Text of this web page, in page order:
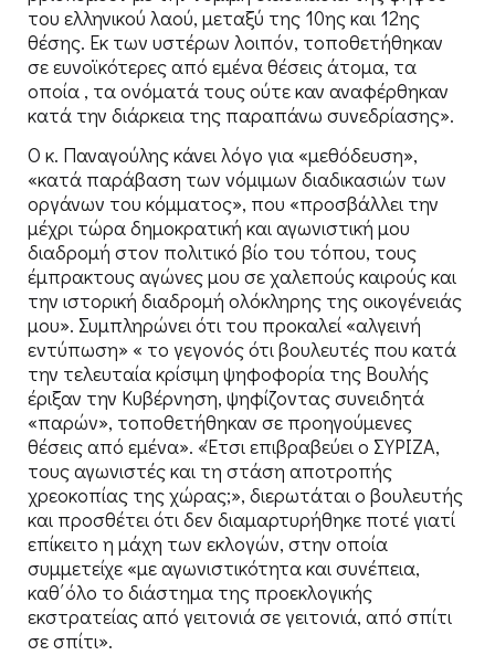
του ελληνικού λαού, μεταξύ της 10ης και 12ης
θέσης. Εκ των υστέρων λοιπόν, τοποθετήθηκαν
σε ευνοϊκότερες από εμένα θέσεις άτομα, τα
οποία , τα ονόματά τους ούτε καν αναφέρθηκαν
κατά την διάρκεια της παραπάνω συνεδρίασης».
Ο κ. Παναγούλης κάνει λόγο για «μεθόδευση»,
«κατά παράβαση των νόμιμων διαδικασιών των
οργάνων του κόμματος», που «προσβάλλει την
μέχρι τώρα δημοκρατική και αγωνιστική μου
διαδρομή στον πολιτικό βίο του τόπου, τους
έμπρακτους αγώνες μου σε χαλεπούς καιρούς και
την ιστορική διαδρομή ολόκληρης της οικογένειάς
μου». Συμπληρώνει ότι του προκαλεί «αλγεινή
εντύπωση» « το γεγονός ότι βουλευτές που κατά
την τελευταία κρίσιμη ψηφοφορία της Βουλής
έριξαν την Κυβέρνηση, ψηφίζοντας συνειδητά
«παρών», τοποθετήθηκαν σε προηγούμενες
θέσεις από εμένα». «Έτσι επιβραβεύει ο ΣΥΡΙΖΑ,
τους αγωνιστές και τη στάση αποτροπής
χρεοκοπίας της χώρας;», διερωτάται ο βουλευτής
και προσθέτει ότι δεν διαμαρτυρήθηκε ποτέ γιατί
επίκειτο η μάχη των εκλογών, στην οποία
συμμετείχε «με αγωνιστικότητα και συνέπεια,
καθ΄όλο το διάστημα της προεκλογικής
εκστρατείας από γειτονιά σε γειτονιά, από σπίτι
σε σπίτι».